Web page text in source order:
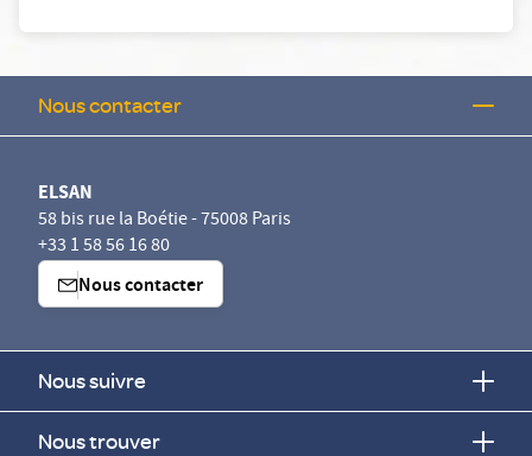
Nous contacter
ELSAN
58 bis rue la Boétie - 75008 Paris
+33 1 58 56 16 80
Nous contacter
Nous suivre
Nous trouver